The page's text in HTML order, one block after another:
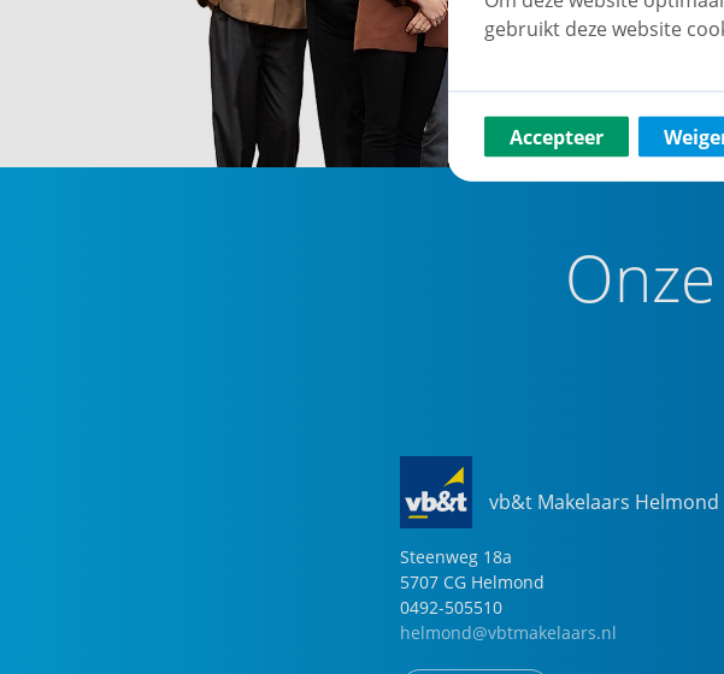
vb&t Makelaars Helmond
Steenweg 18a
5707 CG Helmond
0492-505510
helmond@vbtmakelaars.nl
gebruikt deze website
Accepteer